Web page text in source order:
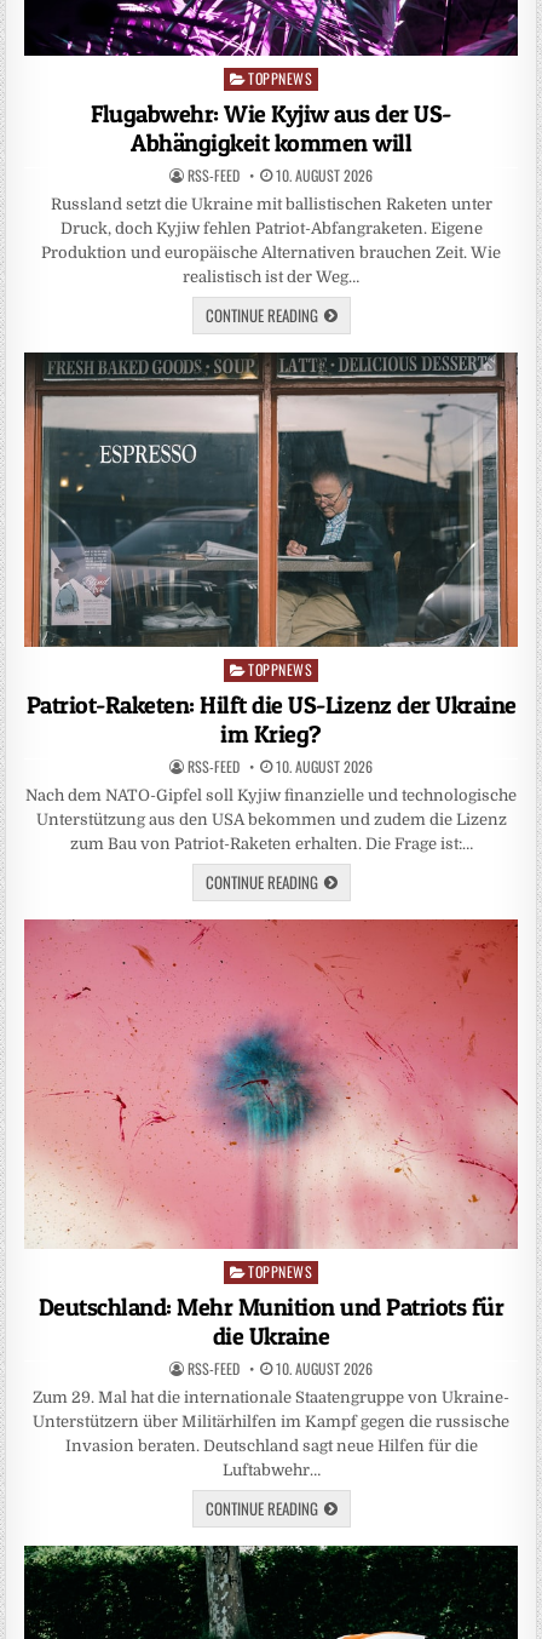
Posted
in
TOPPNEWS
Flugabwehr: Wie Kyjiw aus der US-
Abhängigkeit kommen will
RSS-FEED 10. AUGUST 2026
Russland setzt die Ukraine mit ballistischen Raketen unter
Druck, doch Kyjiw fehlen Patriot-Abfangraketen. Eigene
Produktion und europäische Alternativen brauchen Zeit. Wie
realistisch ist der Weg…
CONTINUE READING
Posted
in
TOPPNEWS
Patriot-Raketen: Hilft die US-Lizenz der Ukraine
im Krieg?
RSS-FEED 10. AUGUST 2026
Nach dem NATO-Gipfel soll Kyjiw finanzielle und technologische
Unterstützung aus den USA bekommen und zudem die Lizenz
zum Bau von Patriot-Raketen erhalten. Die Frage ist:…
CONTINUE READING
Posted
TOPPNEWS
Deutschland: Mehr Munition und Patriots für
die Ukraine
RSS-FEED 10. AUGUST 2026
Zum 29. Mal hat die internationale Staatengruppe von Ukraine-
Unterstützern über Militärhilfen im Kampf gegen die russische
Invasion beraten. Deutschland sagt neue Hilfen für die
Luftabwehr…
CONTINUE READING